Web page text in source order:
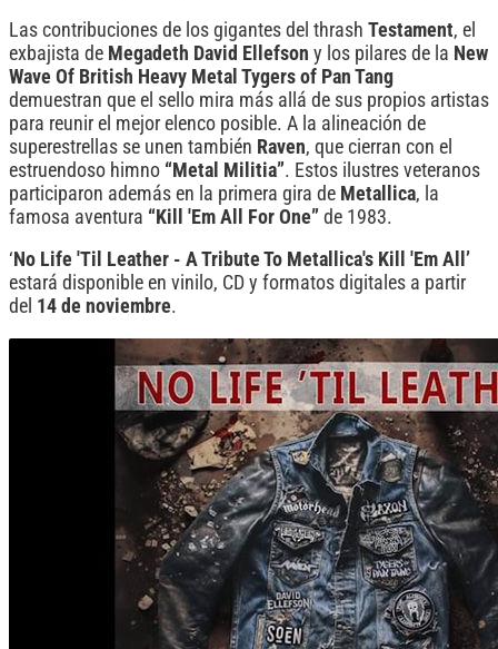
Las contribuciones de los gigantes del thrash Testament, el
exbajista de Megadeth David Ellefson y los pilares de la New
Wave Of British Heavy Metal Tygers of Pan Tang
demuestran que el sello mira más allá de sus propios artistas
para reunir el mejor elenco posible. A la alineación de
superestrellas se unen también Raven, que cierran con el
estruendoso himno “Metal Militia”. Estos ilustres veteranos
participaron además en la primera gira de Metallica, la
famosa aventura “Kill 'Em All For One” de 1983.
‘ No Life 'Til Leather - A Tribute To Metallica's Kill 'Em All’
estará disponible en vinilo, CD y formatos digitales a partir
del 14 de noviembre.